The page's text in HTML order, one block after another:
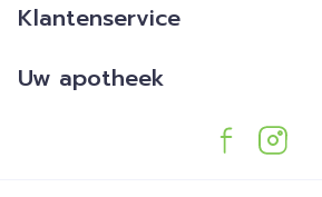
Klantenservice
Uw apotheek